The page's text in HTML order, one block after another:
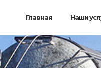
Главная Наши